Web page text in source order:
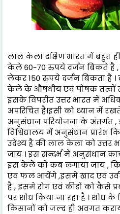
लाल केला दक्षिण भारत में बहुत
केले 60-70 रुपये दर्जन बिकते है
लेकर 150 रुपये दर्जन बिकता है ।
केले के औषधीय एवं पोषक तत्वों से
इसके विपरीत उत्तर भारत में
अपरिचित है।इसी को ध्यान में
अनुसंधान परियोजना के अंतर्गत ,
विश्विद्यालय में अनुसंधान प्रारंभ
उदेश्य है की लाल केला को उत्तर
जाय । इस सन्दर्भ में अनुसंधान
इस केले को कब लगाया जाय ,
एवं फल आयेंगे ,इसमे खाद एवं
है , इसमे रोग एवं कीडों को कैसे
पर शोध किया जा रहा है । शोध के
किसानों को जल्द ही अवगत